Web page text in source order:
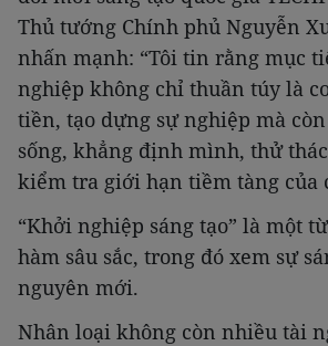
Thủ tướng Chính phủ Nguyễn
nhấn mạnh: “Tôi tin rằng mục
nghiệp không chỉ thuần túy là
tiền, tạo dựng sự nghiệp mà
sống, khẳng định mình, thử
kiểm tra giới hạn tiềm tàng của
“Khởi nghiệp sáng tạo” là một
hàm sâu sắc, trong đó xem sự
nguyên mới.
Nhân loại không còn nhiều tài